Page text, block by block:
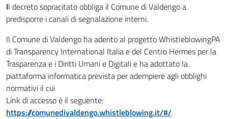
Il decreto sopracitato obbliga il Comune di Valdengo a
predisporre i canali di segnalazione interni.
Il Comune di Valdengo ha aderito al progetto WhistleblowingPA
di Transparency International Italia e del Centro Hermes per la
Trasparenza e i Diritti Umani e Digitali e ha adottato la
piattaforma informatica prevista per adempiere agli obblighi
normativi il cui
Link di accesso è il seguente:
https://comunedivaldengo.whistleblowing.it/#/